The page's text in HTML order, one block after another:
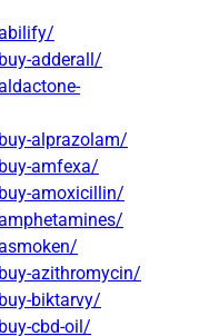
adderall/
alprazolam/
amfexa/
amoxicillin/
azithromycin/
biktarvy/
cbd-oil/